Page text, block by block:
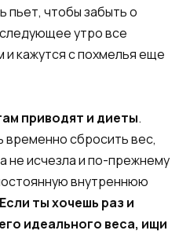
пьет, чтобы забыть о
утро все
кажутся с похмелья еще
приводят и диеты.
сбросить вес,
не исчезла и по-прежнему
внутреннюю
Если ты хочешь раз и
идеального веса, ищи